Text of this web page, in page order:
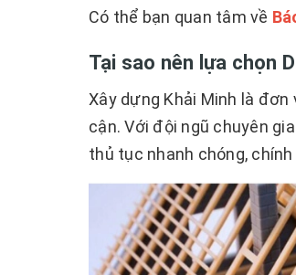
Có thể bạn quan tâm về
Tại sao nên lựa chọn
Xây dựng Khải Minh là
cận. Với đội ngũ chuyên
thủ tục nhanh chóng,